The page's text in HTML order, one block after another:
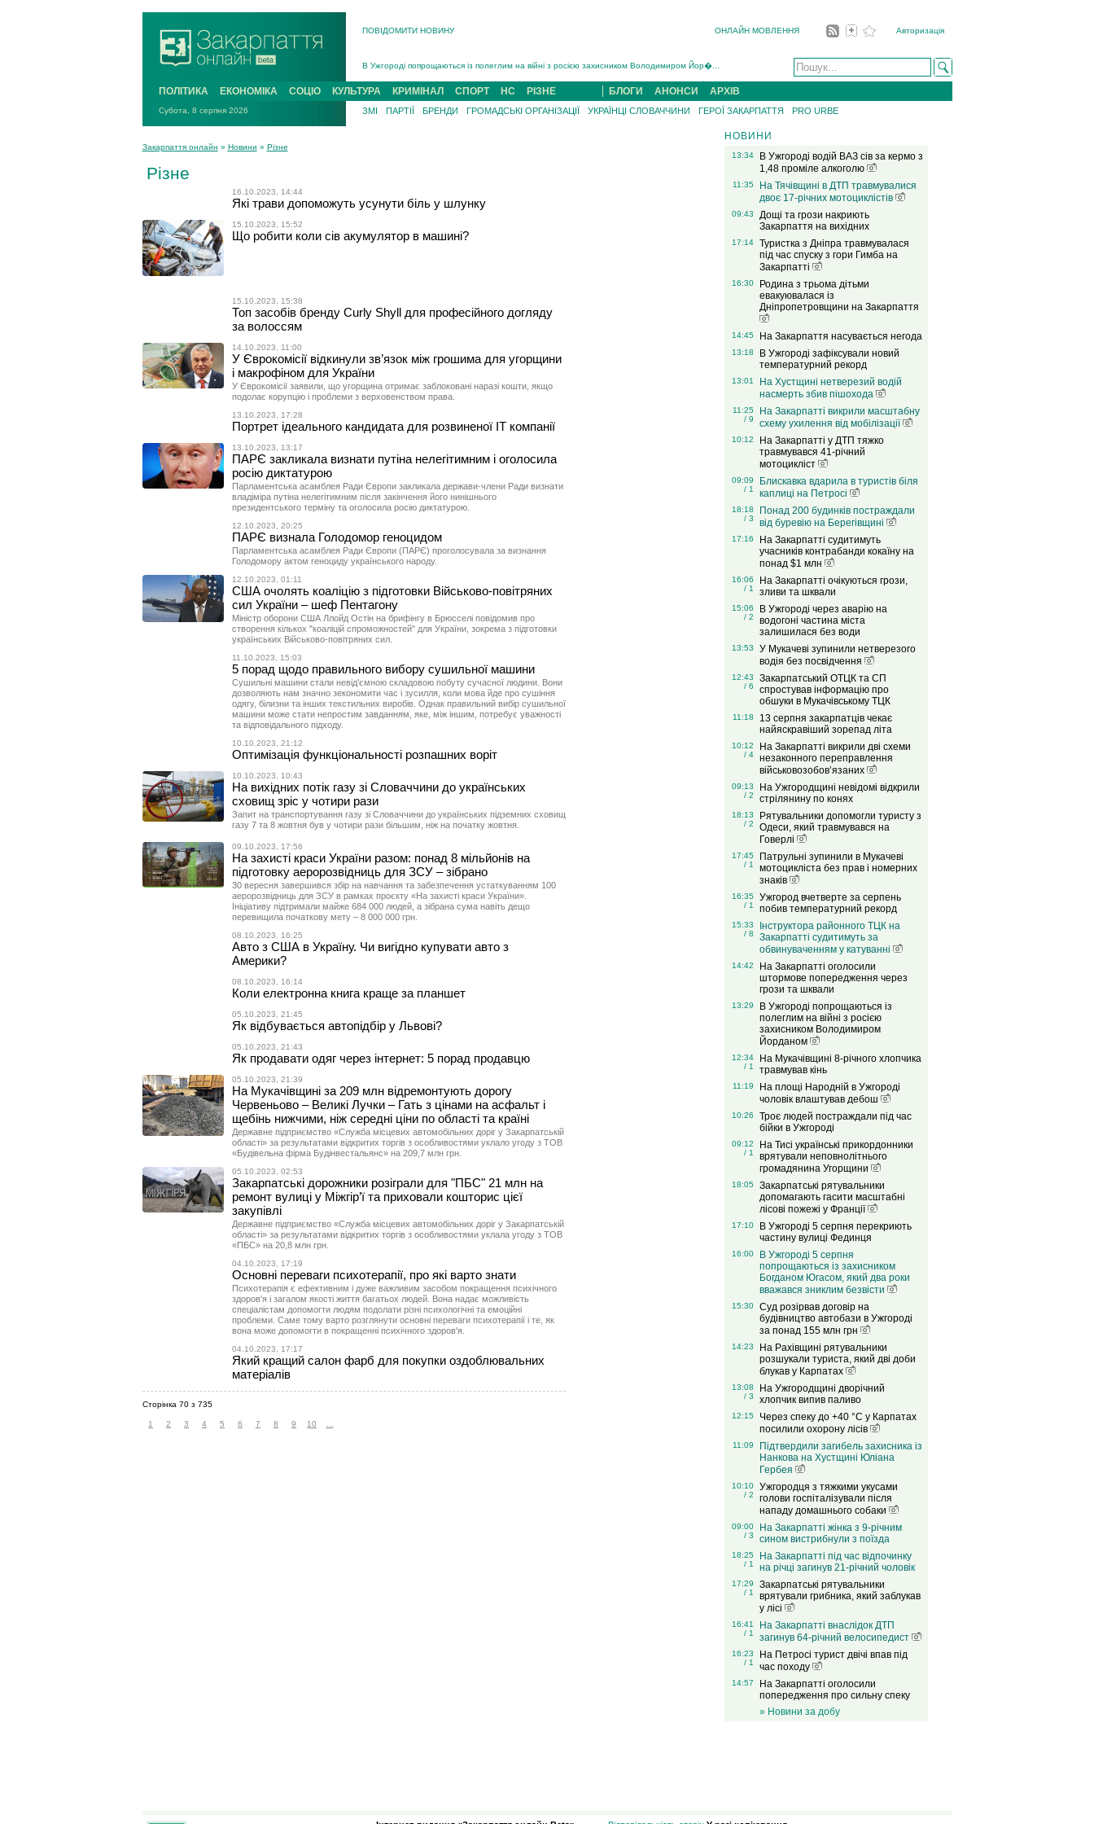
ПОВІДОМИТИ НОВИНУ ОНЛАЙН МОВЛЕННЯ Авторизація
Інструктора районного ТЦК на Закарпатті судитимуть за обвинуваченням у катув...
В Ужгороді 5 серпня попрощаються із захисником Богданом Югасом, який два роки �...
Підтвердили загибель захисника із Нанкова на Хустщині Юліана Гербея (ФОТО)[/gree...
На війні з рф поліг військовий з Виноградова Ігнат Роздяловський (ФОТО)...
На Хустщині внаслідок ДТП за участі трьох авто постраждали 13 людей (ФОТО)...
ПОЛІТИКА ЕКОНОМІКА СОЦІО КУЛЬТУРА КРИМІНАЛ СПОРТ НС РІЗНЕ БЛОГИ АНОНСИ АРХІВ
Субота, 8 серпня 2026 ЗМІ ПАРТІЇ БРЕНДИ ГРОМАДСЬКІ ОРГАНІЗАЦІЇ УКРАЇНЦІ СЛОВАЧЧИНИ ГЕРОЇ ЗАКАРПАТТЯ PRO URBE
Закарпаття онлайн » Новини » Різне
Різне
16.10.2023, 14:44
Які трави допоможуть усунути біль у шлунку
15.10.2023, 15:52
Що робити коли сів акумулятор в машині?
15.10.2023, 15:38
Топ засобів бренду Curly Shyll для професійного догляду
за волоссям
14.10.2023, 11:00
У Єврокомісії відкинули зв’язок між грошима для угорщини
і макрофіном для України
У Єврокомісії заявили, що угорщина отримає заблоковані наразі кошти, якщо
подолає корупцію і проблеми з верховенством права.
13.10.2023, 17:28
Портрет ідеального кандидата для розвиненої IT компанії
13.10.2023, 13:17
ПАРЄ закликала визнати путіна нелегітимним і оголосила
росію диктатурою
Парламентська асамблея Ради Європи закликала держави-члени Ради визнати
владіміра путіна нелегітимним після закінчення його нинішнього
президентського терміну та оголосила росію диктатурою.
12.10.2023, 20:25
ПАРЄ визнала Голодомор геноцидом
Парламентська асамблея Ради Європи (ПАРЄ) проголосувала за визнання
Голодомору актом геноциду українського народу.
12.10.2023, 01:11
США очолять коаліцію з підготовки Військово-повітряних
сил України – шеф Пентагону
Міністр оборони США Ллойд Остін на брифінгу в Брюсселі повідомив про
створення кількох "коаліцій спроможностей" для України, зокрема з підготовки
українських Військово-повітряних сил.
11.10.2023, 15:03
5 порад щодо правильного вибору сушильної машини
Сушильні машини стали невід'ємною складовою побуту сучасної людини. Вони
дозволяють нам значно зекономити час і зусилля, коли мова йде про сушіння
одягу, білизни та інших текстильних виробів. Однак правильний вибір сушильної
машини може стати непростим завданням, яке, між іншим, потребує уважності
та відповідального підходу.
10.10.2023, 21:12
Оптимізація функціональності розпашних воріт
10.10.2023, 10:43
На вихідних потік газу зі Словаччини до українських
сховищ зріс у чотири рази
Запит на транспортування газу зі Словаччини до українських підземних сховищ
газу 7 та 8 жовтня був у чотири рази більшим, ніж на початку жовтня.
09.10.2023, 17:56
На захисті краси України разом: понад 8 мільйонів на
підготовку аеророзвідниць для ЗСУ – зібрано
30 вересня завершився збір на навчання та забезпечення устаткуванням 100
аеророзвідниць для ЗСУ в рамках проєкту «На захисті краси України».
Ініціативу підтримали майже 684 000 людей, а зібрана сума навіть дещо
перевищила початкову мету – 8 000 000 грн.
08.10.2023, 16:25
Авто з США в Україну. Чи вигідно купувати авто з
Америки?
08.10.2023, 16:14
Коли електронна книга краще за планшет
05.10.2023, 21:45
Як відбувається автопідбір у Львові?
05.10.2023, 21:43
Як продавати одяг через інтернет: 5 порад продавцю
05.10.2023, 21:39
На Мукачівщині за 209 млн відремонтують дорогу
Червеньово – Великі Лучки – Гать з цінами на асфальт і
щебінь нижчими, ніж середні ціни по області та країні
Державне підприємство «Служба місцевих автомобільних доріг у Закарпатській
області» за результатами відкритих торгів з особливостями уклало угоду з ТОВ
«Будівельна фірма Будінвестальянс» на 209,7 млн грн.
05.10.2023, 02:53
Закарпатські дорожники розіграли для "ПБС" 21 млн на
ремонт вулиці у Міжгір’ї та приховали кошторис цієї
закупівлі
Державне підприємство «Служба місцевих автомобільних доріг у Закарпатській
області» за результатами відкритих торгів з особливостями уклала угоду з ТОВ
«ПБС» на 20,8 млн грн.
04.10.2023, 17:19
Основні переваги психотерапії, про які варто знати
Психотерапія є ефективним і дуже важливим засобом покращення психічного
здоров'я і загалом якості життя багатьох людей. Вона надає можливість
спеціалістам допомогти людям подолати різні психологічні та емоційні
проблеми. Саме тому варто розглянути основні переваги психотерапії і те, як
вона може допомогти в покращенні психічного здоров'я.
04.10.2023, 17:17
Який кращий салон фарб для покупки оздоблювальних
матеріалів
Сторінка 70 з 735
1 2 3 4 5 6 7 8 9 10
НОВИНИ
13:34
В Ужгороді водій ВАЗ сів за кермо з
1,48 проміле алкоголю
11:35
На Тячівщині в ДТП травмувалися
двоє 17-річних мотоциклістів
09:43
Дощі та грози накриють
Закарпаття на вихідних
17:14
Туристка з Дніпра травмувалася
під час спуску з гори Гимба на
Закарпатті
16:30
Родина з трьома дітьми
евакуювалася із
Дніпропетровщини на Закарпаття
14:45 На Закарпаття насувається негода
13:18
В Ужгороді зафіксували новий
температурний рекорд
13:01
На Хустщині нетверезий водій
насмерть збив пішохода
11:25
/ 9
На Закарпатті викрили масштабну
схему ухилення від мобілізації
10:12
На Закарпатті у ДТП тяжко
травмувався 41-річний
мотоцикліст
09:09
/ 1
Блискавка вдарила в туристів біля
каплиці на Петросі
18:18
/ 3
Понад 200 будинків постраждали
від буревію на Берегівщині
17:16
На Закарпатті судитимуть
учасників контрабанди кокаїну на
понад $1 млн
16:06
/ 1
На Закарпатті очікуються грози,
зливи та шквали
15:06
/ 2
В Ужгороді через аварію на
водогоні частина міста
залишилася без води
13:53
У Мукачеві зупинили нетверезого
водія без посвідчення
12:43
/ 6
Закарпатський ОТЦК та СП
спростував інформацію про
обшуки в Мукачівському ТЦК
11:18
13 серпня закарпатців чекає
найяскравіший зорепад літа
10:12
/ 4
На Закарпатті викрили дві схеми
незаконного переправлення
військовозобов’язаних
09:13
/ 2
На Ужгородщині невідомі відкрили
стрілянину по конях
18:13
/ 2
Рятувальники допомогли туристу з
Одеси, який травмувався на
Говерлі
17:45
/ 1
Патрульні зупинили в Мукачеві
мотоцикліста без прав і номерних
знаків
16:35
/ 1
Ужгород вчетверте за серпень
побив температурний рекорд
15:33
/ 8
Інструктора районного ТЦК на
Закарпатті судитимуть за
обвинуваченням у катуванні
14:42
На Закарпатті оголосили
штормове попередження через
грози та шквали
13:29
В Ужгороді попрощаються із
полеглим на війні з росією
захисником Володимиром
Йорданом
12:34
/ 1
На Мукачівщині 8-річного хлопчика
травмував кінь
11:19
На площі Народній в Ужгороді
чоловік влаштував дебош
10:26
Троє людей постраждали під час
бійки в Ужгороді
09:12
/ 1
На Тисі українські прикордонники
врятували неповнолітнього
громадянина Угорщини
18:05
Закарпатські рятувальники
допомагають гасити масштабні
лісові пожежі у Франції
17:10
В Ужгороді 5 серпня перекриють
частину вулиці Фединця
16:00
В Ужгороді 5 серпня
попрощаються із захисником
Богданом Югасом, який два роки
вважався зниклим безвісти
15:30
Суд розірвав договір на
будівництво автобази в Ужгороді
за понад 155 млн грн
14:23
На Рахівщині рятувальники
розшукали туриста, який дві доби
блукав у Карпатах
13:08
/ 3
На Ужгородщині дворічний
хлопчик випив паливо
12:15
Через спеку до +40 °C у Карпатах
посилили охорону лісів
11:09
Підтвердили загибель захисника із
Нанкова на Хустщині Юліана
Гербея
10:10
/ 2
Ужгородця з тяжкими укусами
голови госпіталізували після
нападу домашнього собаки
09:00
/ 3
На Закарпатті жінка з 9-річним
сином вистрибнули з поїзда
18:25
/ 1
На Закарпатті під час відпочинку
на річці загинув 21-річний чоловік
17:29
/ 1
Закарпатські рятувальники
врятували грибника, який заблукав
у лісі
16:41
/ 1
На Закарпатті внаслідок ДТП
загинув 64-річний велосипедист
16:23
/ 1
На Петросі турист двічі впав під
час походу
14:57
На Закарпатті оголосили
попередження про сильну спеку
» Новини за добу